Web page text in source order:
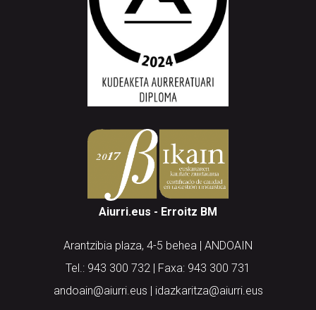
Aiurri.eus - Erroitz BM
Arantzibia plaza, 4-5 behea | ANDOAIN
Tel.: 943 300 732 | Faxa: 943 300 731
andoain@aiurri.eus | idazkaritza@aiurri.eus